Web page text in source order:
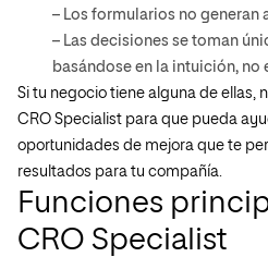
– Los formularios no generan
– Las decisiones se toman
basándose en la intuición, no
Si tu negocio tiene alguna de ellas,
CRO Specialist para que pueda
oportunidades de mejora que te
resultados para tu compañía.
Funciones
CRO Specialist